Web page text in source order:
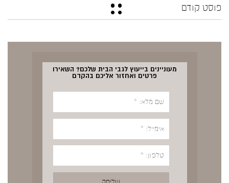
פוסט קודם
מעוניינים בייעוץ לגבי הבית שלכם? השאירו
פרטים ואחזור אליכם בהקדם